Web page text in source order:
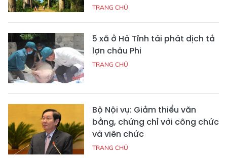
TRANG CHỦ
5 xã ở Hà Tĩnh tái phát dịch tả
lợn châu Phi
TRANG CHỦ
Bộ Nội vụ: Giảm thiểu văn
bằng, chứng chỉ với công chức
và viên chức
TRANG CHỦ